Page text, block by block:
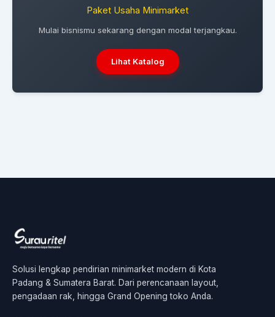
Paket Usaha Minimarket
Mulai bisnismu sekarang dengan modal terjangkau.
Lihat Katalog
Solusi lengkap pendirian minimarket modern di Kota
Padang & Sumatera Barat. Dari perencanaan layout,
pengadaan rak, hingga Grand Opening toko Anda.